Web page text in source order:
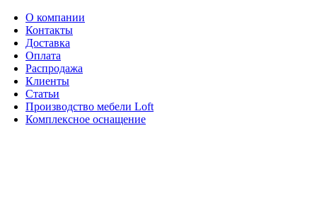
О компании
Контакты
Доставка
Оплата
Распродажа
Клиенты
Статьи
Производство мебели Loft
Комплексное оснащение